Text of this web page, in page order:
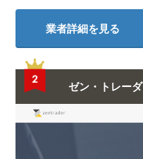
業者詳細を見る
ゼン・トレー